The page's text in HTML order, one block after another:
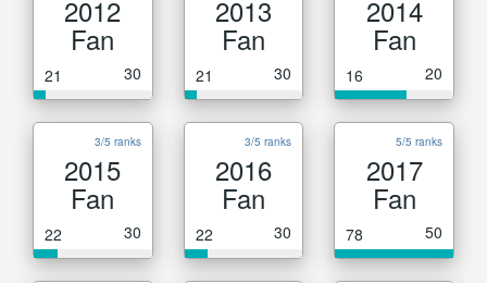
2012
Fan
21 30
2013
Fan
21 30
2014
Fan
16 20
3/5 ranks
2015
Fan
22 30
3/5 ranks
2016
Fan
22 30
5/5 ranks
2017
Fan
78 50